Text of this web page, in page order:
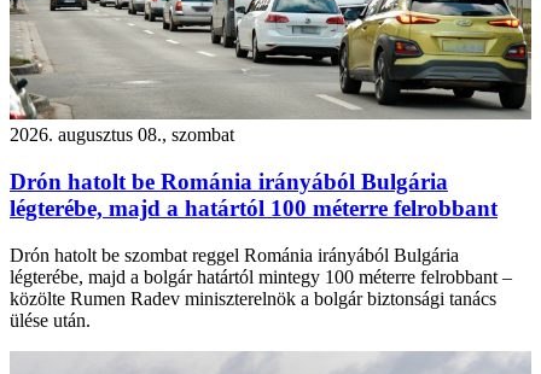
2026. augusztus 08., szombat
Drón hatolt be Románia irányából Bulgária
légterébe, majd a határtól 100 méterre felrobbant
Drón hatolt be szombat reggel Románia irányából Bulgária
légterébe, majd a bolgár határtól mintegy 100 méterre felrobbant –
közölte Rumen Radev miniszterelnök a bolgár biztonsági tanács
ülése után.